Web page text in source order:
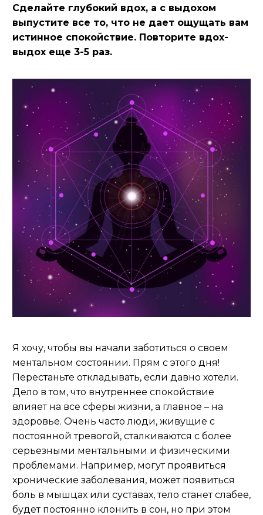
Сделайте глубокий вдох, а с выдохом
выпустите все то, что не дает ощущать вам
истинное спокойствие. Повторите вдох-
выдох еще 3-5 раз.
Я хочу, чтобы вы начали заботиться о своем
ментальном состоянии. Прям с этого дня!
Перестаньте откладывать, если давно хотели.
Дело в том, что внутреннее спокойствие
влияет на все сферы жизни, а главное – на
здоровье. Очень часто люди, живущие с
постоянной тревогой, сталкиваются с более
серьезными ментальными и физическими
проблемами. Например, могут проявиться
хронические заболевания, может появиться
боль в мышцах или суставах, тело станет слабее,
будет постоянно клонить в сон, но при этом